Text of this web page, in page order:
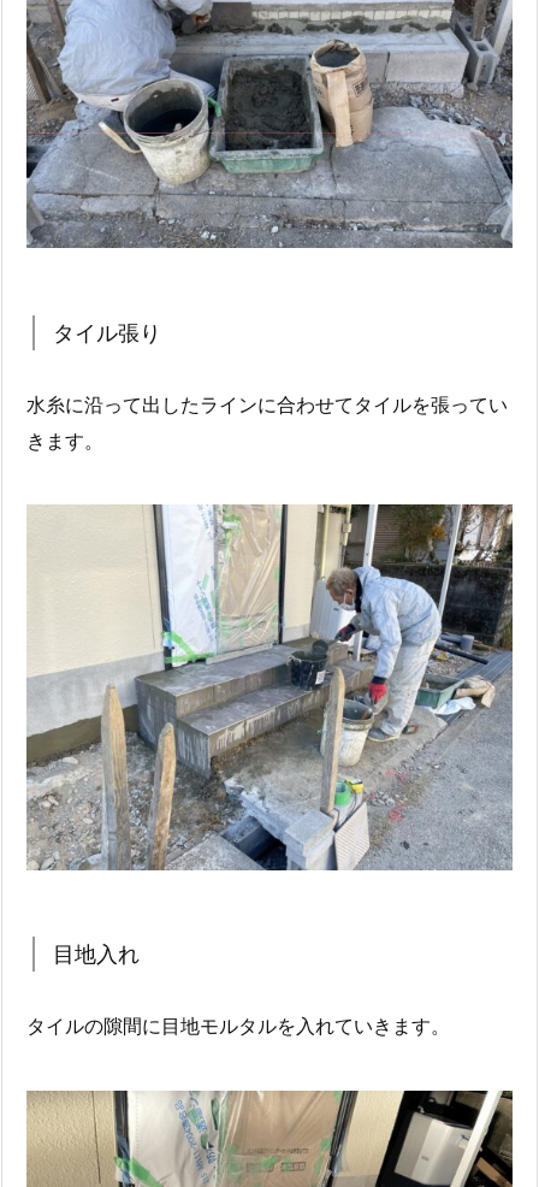
タイル張り
水糸に沿って出したラインに合わせてタイルを張ってい
きます。
目地入れ
タイルの隙間に目地モルタルを入れていきます。